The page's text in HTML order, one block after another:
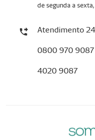
de segunda a
Atendimento
0800 970 9087
4020 9087